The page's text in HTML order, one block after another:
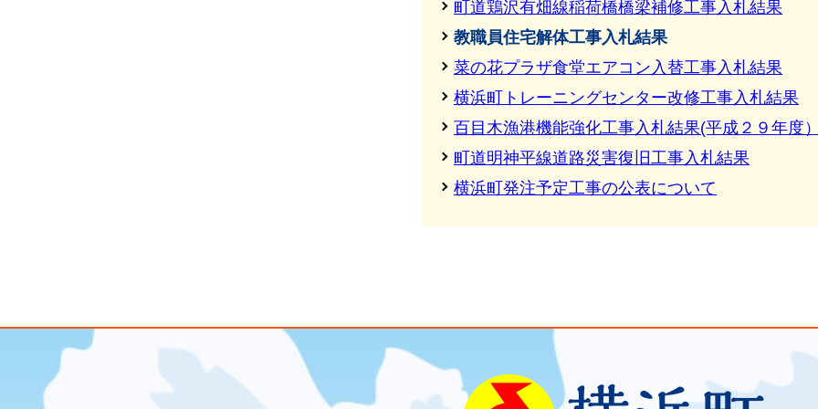
町道鶏沢有畑線稲荷橋橋梁補修工事入札結果
教職員住宅解体工事入札結果
菜の花プラザ食堂エアコン入替工事入札結果
横浜町トレーニングセンター改修工事入札結果
百目木漁港機能強化工事入札結果(平成２９年度
町道明神平線道路災害復旧工事入札結果
横浜町発注予定工事の公表について